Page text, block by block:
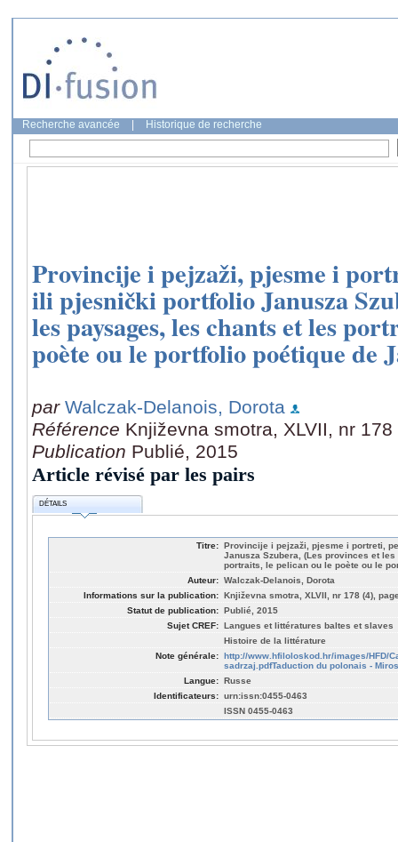
Recherche avancée Historique de recherche
Provincije i pejzaži, pjesme i
ili pjesnički portfolio Janusza
les paysages, les chants et les
poète ou le portfolio poétique de
par Walczak-Delanois, Dorota
Référence Književna smotra, XLVII, nr
Publication Publié, 2015
Article révisé par les pairs
DÉTAILS
Titre: Provincije i pejzaži, pjesme i portreti,
Janusza Szubera, (Les provinces et
portraits, le pelican ou le poète ou le
Auteur: Walczak-Delanois, Dorota
Informations sur la publication: Književna smotra, XLVII, nr 178 (4),
Statut de publication: Publié, 2015
Sujet CREF: Langues et littératures baltes et slaves
Histoire de la littérature
Note générale: http://www.hfiloloskod.hr/images/HFD/
sadrzaj.pdfTaduction du polonais -
Langue: Russe
Identificateurs: urn:issn:0455-0463
ISSN 0455-0463